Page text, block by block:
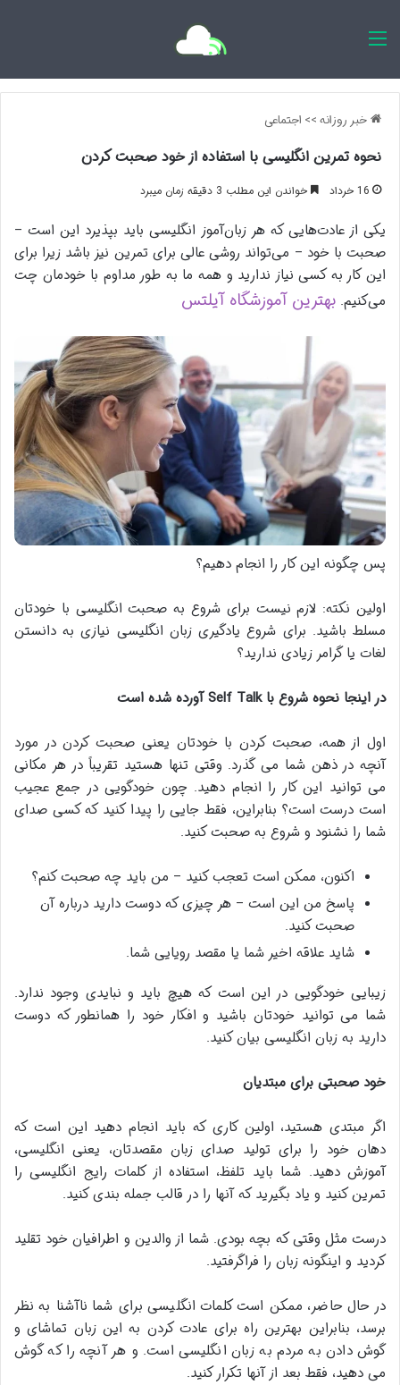
خبر روزانه>> اجتماعی
نحوه تمرین انگلیسی با استفاده از خود صحبت کردن
16 خرداد خواندن این مطلب 3 دقیقه زمان میبرد
یکی از عادت‌هایی که هر زبان‌آموز انگلیسی باید بپذیرد این است –
صحبت با خود – می‌تواند روشی عالی برای تمرین نیز باشد زیرا برای
این کار به کسی نیاز ندارید و همه ما به طور مداوم با خودمان چت
می‌کنیم. بهترین آموزشگاه آیلتس
پس چگونه این کار را انجام دهیم؟
اولین نکته: لازم نیست برای شروع به صحبت انگلیسی با خودتان
مسلط باشید. برای شروع یادگیری زبان انگلیسی نیازی به دانستن
لغات یا گرامر زیادی ندارید؟
در اینجا نحوه شروع باSelf Talkآورده شده است
اول از همه، صحبت کردن با خودتان یعنی صحبت کردن در مورد
آنچه در ذهن شما می گذرد. وقتی تنها هستید تقریباً در هر مکانی
می توانید این کار را انجام دهید. چون خودگویی در جمع عجیب
است درست است؟ بنابراین، فقط جایی را پیدا کنید که کسی صدای
شما را نشنود و شروع به صحبت کنید.
اکنون، ممکن است تعجب کنید – من باید چه صحبت کنم؟
پاسخ من این است – هر چیزی که دوست دارید درباره آن
صحبت کنید.
شاید علاقه اخیر شما یا مقصد رویایی شما.
زیبایی خودگویی در این است که هیچ باید و نبایدی وجود ندارد.
شما می توانید خودتان باشید و افکار خود را همانطور که دوست
دارید به زبان انگلیسی بیان کنید.
خود صحبتی برای مبتدیان
اگر مبتدی هستید، اولین کاری که باید انجام دهید این است که
دهان خود را برای تولید صدای زبان مقصدتان، یعنی انگلیسی،
آموزش دهید. شما باید تلفظ، استفاده از کلمات رایج انگلیسی را
تمرین کنید و یاد بگیرید که آنها را در قالب جمله بندی کنید.
درست مثل وقتی که بچه بودی. شما از والدین و اطرافیان خود تقلید
کردید و اینگونه زبان را فراگرفتید.
در حال حاضر، ممکن است کلمات انگلیسی برای شما ناآشنا به نظر
برسد، بنابراین بهترین راه برای عادت کردن به این زبان تماشای و
گوش دادن به مردم به زبان انگلیسی است. و هر آنچه را که گوش
می دهید، فقط بعد از آنها تکرار کنید.